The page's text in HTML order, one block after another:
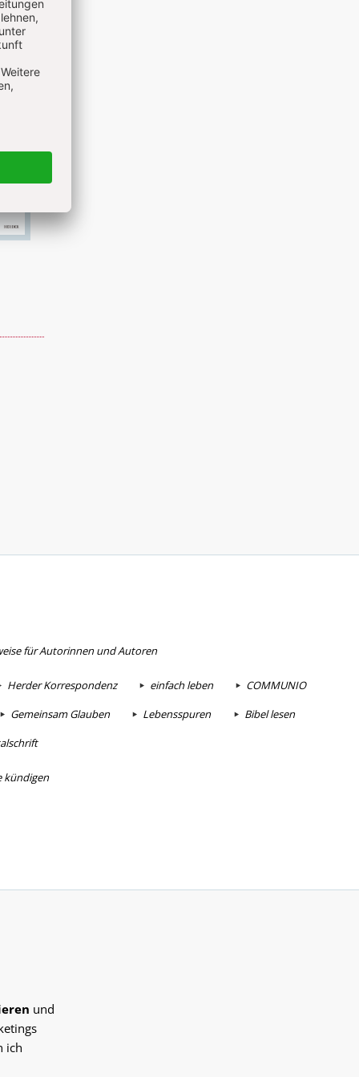
für Autorinnen und Autoren
Herder Korrespondenz einfach leben
COMMUNIO
Gemeinsam Glauben
Lebensspuren
Bibel lesen
kündigen
und
ich